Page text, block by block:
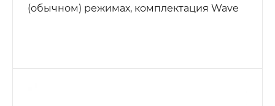
(обычном) режимах, комплектация Wave